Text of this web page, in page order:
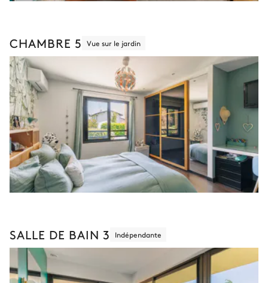
CHAMBRE 5 Vue sur le jardin
SALLE DE BAIN 3 Indépendante